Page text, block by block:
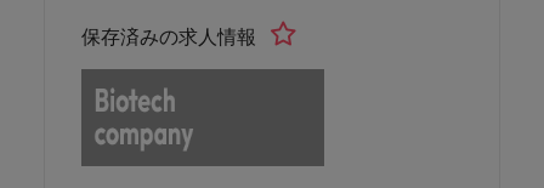
保存済みの求人情報